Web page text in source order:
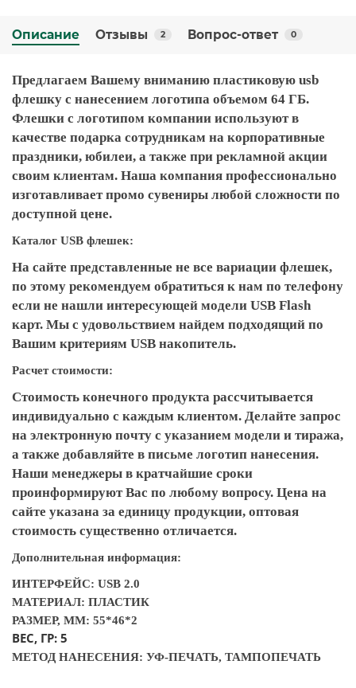
Описание Отзывы 2 Вопрос-ответ 0
Предлагаем Вашему вниманию пластиковую usb
флешку с нанесением логотипа объемом 64 ГБ.
Флешки с логотипом компании используют в
качестве подарка сотрудникам на корпоративные
праздники, юбилеи, а также при рекламной акции
своим клиентам. Наша компания профессионально
изготавливает промо сувениры любой сложности по
доступной цене.
Каталог USB флешек:
На сайте представленные не все вариации флешек,
по этому рекомендуем обратиться к нам по телефону
если не нашли интересующей модели USB Flash
карт. Мы с удовольствием найдем подходящий по
Вашим критериям USB накопитель.
Расчет стоимости:
Стоимость конечного продукта рассчитывается
индивидуально с каждым клиентом. Делайте запрос
на электронную почту с указанием модели и тиража,
а также добавляйте в письме логотип нанесения.
Наши менеджеры в кратчайшие сроки
проинформируют Вас по любому вопросу. Цена на
сайте указана за единицу продукции, оптовая
стоимость существенно отличается.
Дополнительная информация:
ИНТЕРФЕЙС: USB 2.0
МАТЕРИАЛ: ПЛАСТИК
РАЗМЕР, ММ: 55*46*2
ВЕС, ГР: 5
МЕТОД НАНЕСЕНИЯ: УФ-ПЕЧАТЬ, ТАМПОПЕЧАТЬ